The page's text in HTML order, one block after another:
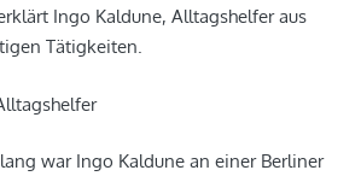
Ingo Kaldune, Alltagshelfer aus
Tätigkeiten.
lang war Ingo Kaldune an einer Berliner